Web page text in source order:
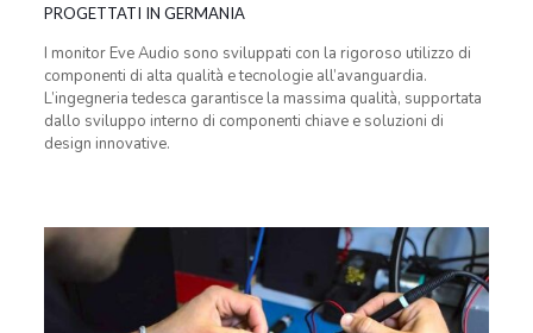
PROGETTATI IN GERMANIA
I monitor Eve Audio sono sviluppati con la rigoroso utilizzo di
componenti di alta qualità e tecnologie all’avanguardia.
L’ingegneria tedesca garantisce la massima qualità, supportata
dallo sviluppo interno di componenti chiave e soluzioni di
design innovative.